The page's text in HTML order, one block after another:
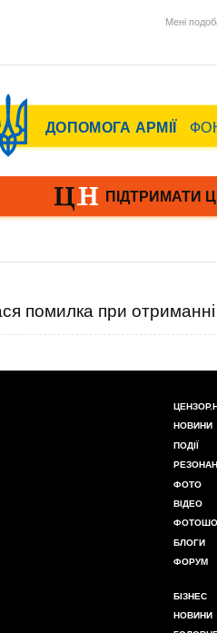
Мені
помилка при отриманні
НОВИНИ
ПОДІЇ
ФОТО
ВІДЕО
БЛОГИ
ФОРУМ
БІЗНЕС
НОВИНИ